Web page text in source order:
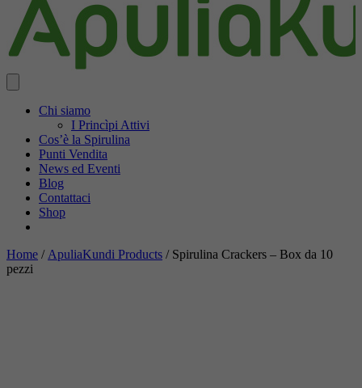
Chi siamo
I Princìpi Attivi
Cos’è la Spirulina
Punti Vendita
News ed Eventi
Blog
Contattaci
Shop
Home / ApuliaKundi Products / Spirulina Crackers – Box da 10
pezzi